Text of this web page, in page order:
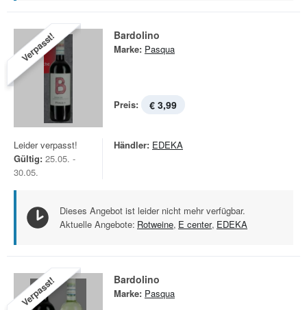
Verpasst! Bardolino
Marke: Pasqua
Preis: € 3,99
Leider verpasst!
Gültig: 25.05. -
30.05.
Händler: EDEKA
Dieses Angebot ist leider nicht mehr verfügbar.
Aktuelle Angebote: Rotweine, E center, EDEKA
Verpasst! Bardolino
Marke: Pasqua